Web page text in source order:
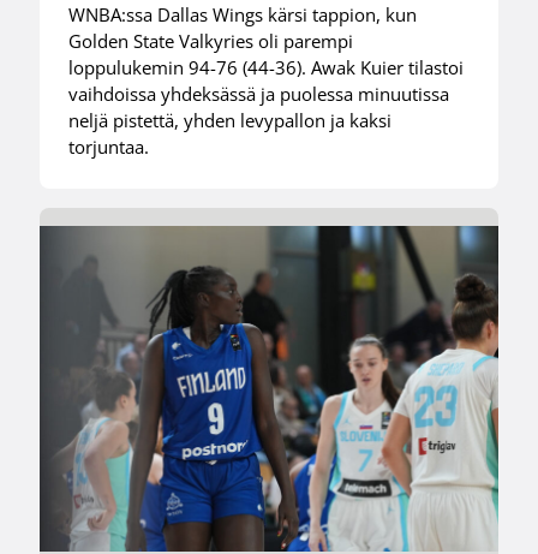
WNBA:ssa Dallas Wings kärsi tappion, kun
Golden State Valkyries oli parempi
loppulukemin 94-76 (44-36). Awak Kuier tilastoi
vaihdoissa yhdeksässä ja puolessa minuutissa
neljä pistettä, yhden levypallon ja kaksi
torjuntaa.